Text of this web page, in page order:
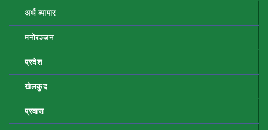
अर्थ ब्यापार
मनोरञ्जन
प्रदेश
खेलकुद
प्रवास